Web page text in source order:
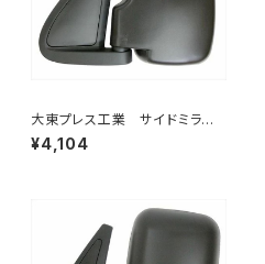
大東プレス工業 サイドミラー/
バックミラー ダイハツ ハイ
ゼット 左 99年～ DI-647
¥4,104